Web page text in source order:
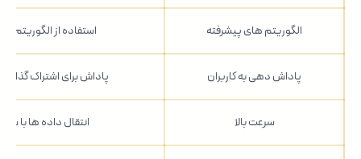
الگوریتم های پیشرفته استفاده از الگوریتم
پاداش دهی به کاربران پاداش برای اشتراک گذاری
سرعت بالا انتقال داده ها با